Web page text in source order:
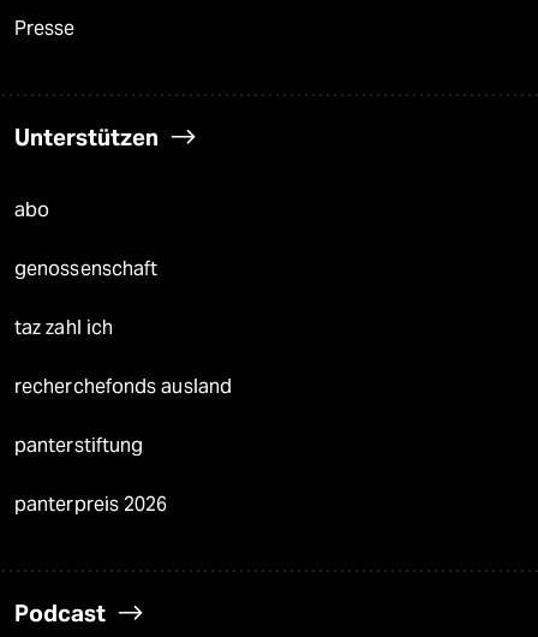
Presse
Unterstützen
abo
genossenschaft
taz zahl ich
recherchefonds ausland
panterstiftung
panterpreis 2026
Podcast